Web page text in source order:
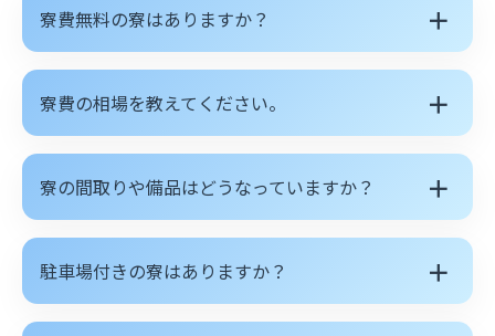
寮費無料の寮はありますか？ ＋
寮費の相場を教えてください。 ＋
寮の間取りや備品はどうなっていますか？ ＋
駐車場付きの寮はありますか？ ＋